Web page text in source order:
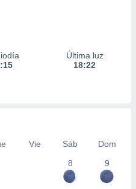
Última luz
18:22
Vie Sáb
Dom
8
9